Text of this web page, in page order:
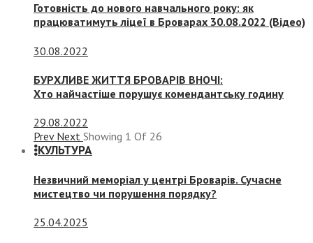
Готовність до нового навчального року: як
працюватимуть ліцеї в Броварах 30.08.2022 (Відео)
30.08.2022
БУРХЛИВЕ ЖИТТЯ БРОВАРІВ ВНОЧІ:
Хто найчастіше порушує комендантську годину
29.08.2022
Prev Next Showing 1 Of 26
КУЛЬТУРА
Незвичний меморіал у центрі Броварів. Сучасне
мистецтво чи порушення порядку?
25.04.2025